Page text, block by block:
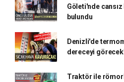
Göleti'nde cansız
bulundu
Denizli'de
dereceyi
Traktör ile